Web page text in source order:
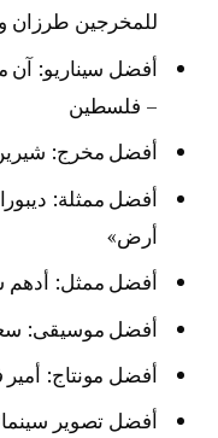
للمخرجين طرزان
– فلسطين
أفضل مخرج:
أفضل ممثلة:
أرض»
أفضل ممثل: أدهم
أفضل موسيقى:
أفضل مونتاج:
أفضل تصوير